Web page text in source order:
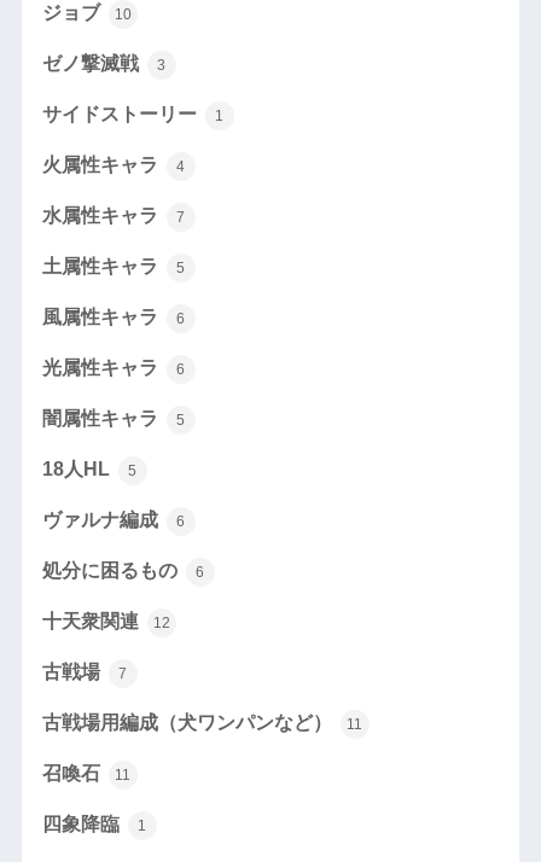
ジョブ 10
ゼノ撃滅戦 3
サイドストーリー 1
火属性キャラ 4
水属性キャラ 7
土属性キャラ 5
風属性キャラ 6
光属性キャラ 6
闇属性キャラ 5
18人HL 5
ヴァルナ編成 6
処分に困るもの 6
十天衆関連 12
古戦場 7
古戦場用編成（犬ワンパンなど） 11
召喚石 11
四象降臨 1